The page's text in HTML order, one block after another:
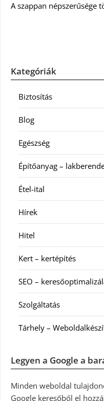
A szappan népszerűsége
Kategóriák
Biztosítás
Blog
Egészség
Építőanyag –
Étel-ital
Hírek
Hitel
Kert – kertépítés
SEO –
Szolgáltatás
Tárhely –
Legyen a Google a
Minden weboldal
Google keresőből el